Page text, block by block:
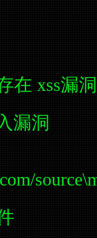
在 xss漏
漏洞